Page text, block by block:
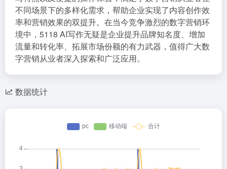
不同场景下的多样化需求，帮助企业实现了内容创作效
率和营销效果的双提升。在当今竞争激烈的数字营销环
境中，5118 AI写作无疑是企业提升品牌知名度、增加
流量和转化率、拓展市场份额的有力武器，值得广大数
字营销从业者深入探索和广泛应用。
数据统计